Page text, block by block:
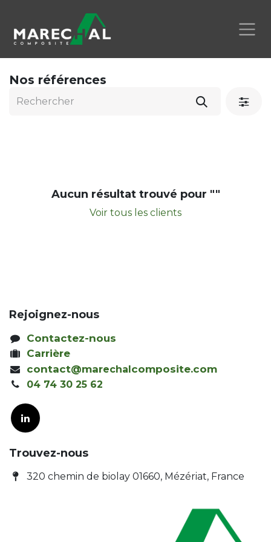
Nos références
Aucun résultat trouvé pour ""
Voir tous les clients
Rejoignez-nous
Contactez-nous
Carrière
contact@marechal composite.com
04 74 30 25 62
Trouvez-nous
320 chemin de biolay 01660, Mézériat, France